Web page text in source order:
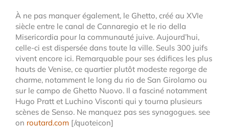
À ne pas manquer également, le Ghetto, créé au XVIe
siècle entre le canal de Cannaregio et le rio della
Misericordia pour la communauté juive. Aujourd’hui,
celle-ci est dispersée dans toute la ville. Seuls 300 juifs
vivent encore ici. Remarquable pour ses édifices les plus
hauts de Venise, ce quartier plutôt modeste regorge de
charme, notamment le long du rio de San Girolamo ou
sur le campo de Ghetto Nuovo. Il a fasciné notamment
Hugo Pratt et Luchino Visconti qui y tourna plusieurs
scènes de Senso. Ne manquez pas ses synagogues. see
on routard.com [/quoteicon]